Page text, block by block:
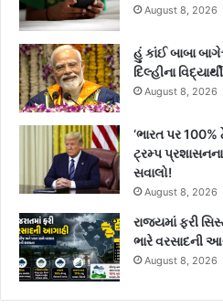
August 8, 2026
હું કાંઈ બાબા
દિલ્હીના
August 8, 2026
‘ભારત પર
ટ્રમ્પ
સવાલો!
August 8, 2026
રાજ્યમાં ફરી
ભારે વરસાદની
August 8, 2026